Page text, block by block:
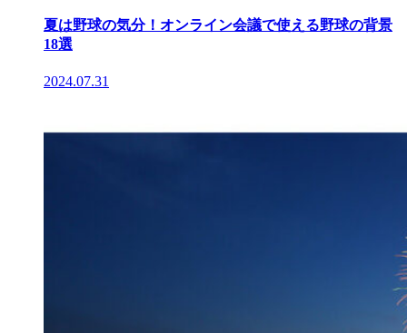
夏は野球の気分！オンライン会議で使える野球の背景
18選
2024.07.31